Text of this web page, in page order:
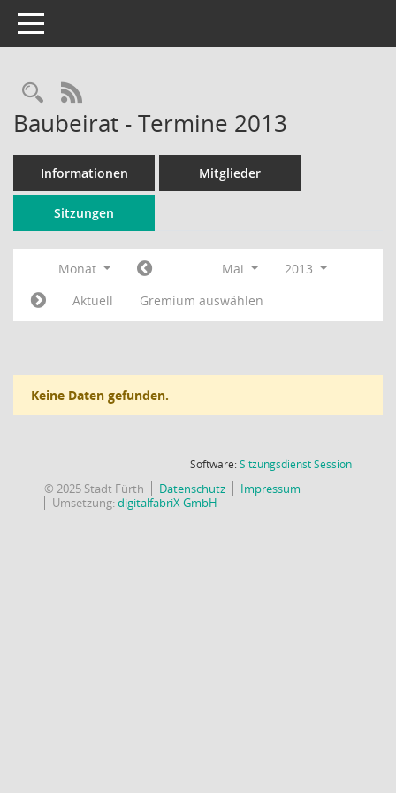
Toggle navigation
Rechercheauswahl
RSS-Feed
Baubeirat - Termine 2013
Informationen Mitglieder
Sitzungen
Monat Mai
2013
Aktuell
Gremium auswählen
Keine Daten gefunden.
Software:SitzungsdienstSession(Wird in
© 2025 Stadt Fürth Datenschutz
Impressum
Umsetzung:digitalfabriX GmbH